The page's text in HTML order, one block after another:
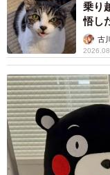
乗り
悟し
古